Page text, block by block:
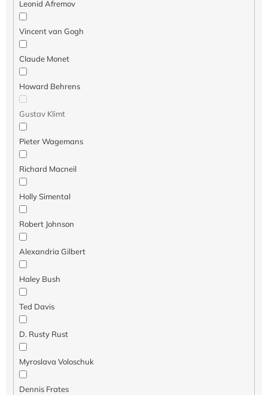
Leonid Afremov
Vincent van Gogh
Claude Monet
Howard Behrens
Gustav Klimt
Pieter Wagemans
Richard Macneil
Holly Simental
Robert Johnson
Alexandria Gilbert
Haley Bush
Ted Davis
D. Rusty Rust
Myroslava Voloschuk
Dennis Frates